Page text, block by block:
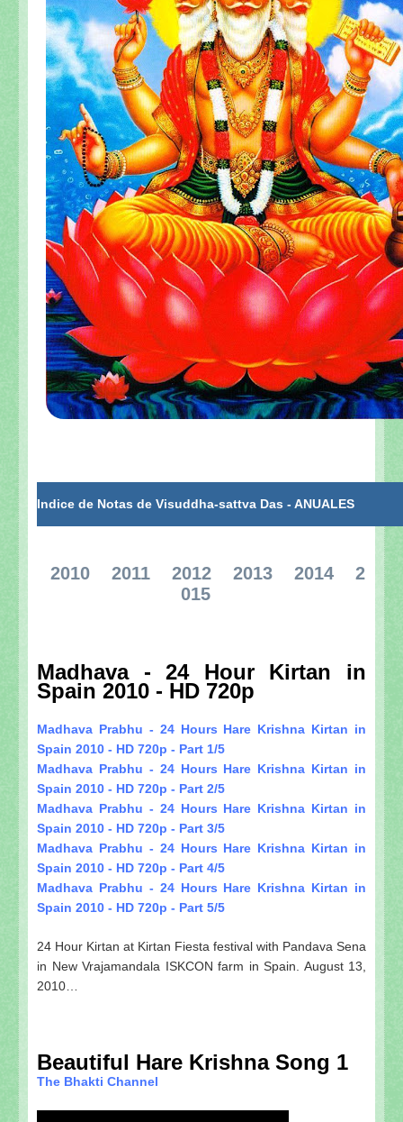
Indice de Notas de Visuddha-sattva Das - ANUALES
2010 2011 2012 2013 2014
2
015
Madhava - 24 Hour Kirtan in
Spain 2010 - HD 720p
Madhava Prabhu - 24 Hours Hare Krishna Kirtan in
Spain 2010 - HD 720p - Part 1/5
Madhava Prabhu - 24 Hours Hare Krishna Kirtan in
Spain 2010 - HD 720p - Part 2/5
Madhava Prabhu - 24 Hours Hare Krishna Kirtan in
Spain 2010 - HD 720p - Part 3/5
Madhava Prabhu - 24 Hours Hare Krishna Kirtan in
Spain 2010 - HD 720p - Part 4/5
Madhava Prabhu - 24 Hours Hare Krishna Kirtan in
Spain 2010 - HD 720p - Part 5/5
24 Hour Kirtan at Kirtan Fiesta festival with Pandava Sena
in New Vrajamandala ISKCON farm in Spain. August 13,
2010…
Beautiful Hare Krishna Song 1
The Bhakti Channel